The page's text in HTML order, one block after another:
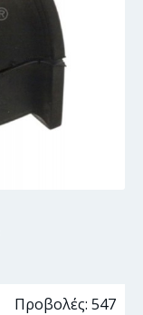
Προβολές: 547